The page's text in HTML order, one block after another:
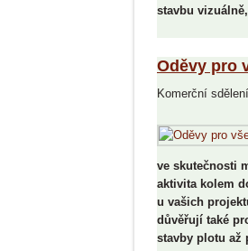
stavbu
Oděvy pro
Komerční sdělení
ve skutečnosti
aktivita kolem
u vašich
důvěřují také
stavby plotu až